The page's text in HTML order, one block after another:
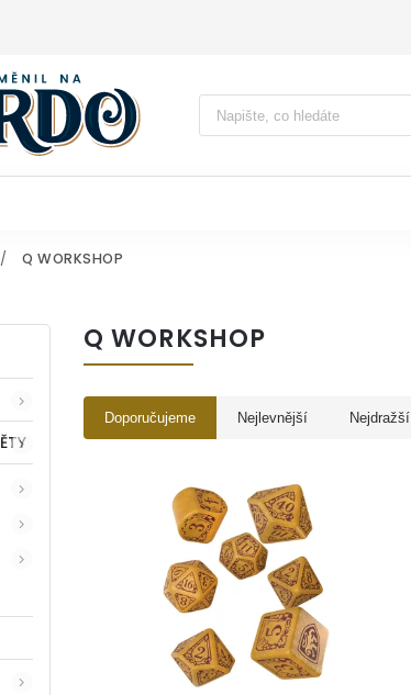
Vyhledávání
/ Q WORKSHOP
Q WORKSHOP
Doporučujeme Nejlevnější Nejdražší